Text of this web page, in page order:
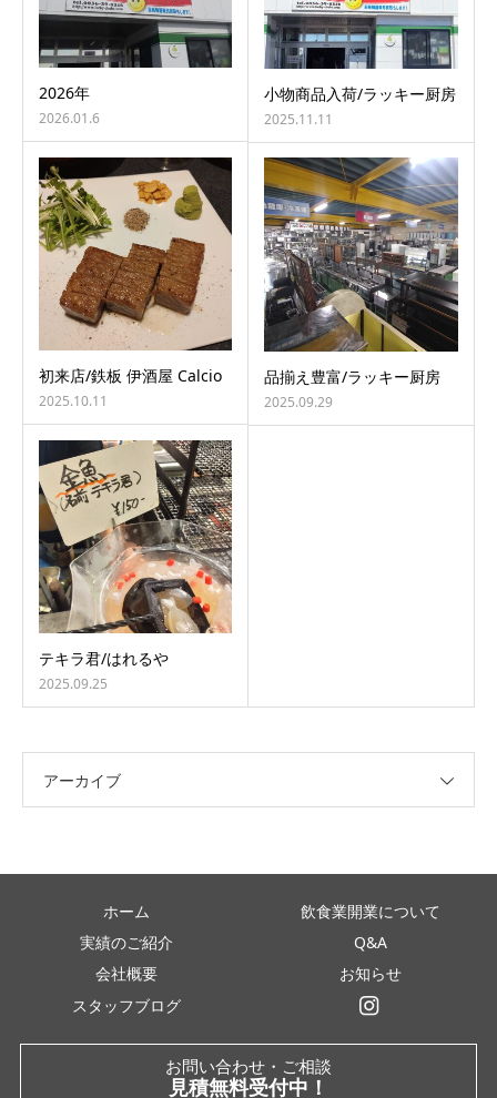
2026年
2026.01.6
小物商品入荷/ラッキー厨房
2025.11.11
初来店/鉄板 伊酒屋 Calcio
2025.10.11
品揃え豊富/ラッキー厨房
2025.09.29
テキラ君/はれるや
2025.09.25
アーカイブ
ホーム
飲食業開業について
実績のご紹介
Q&A
会社概要
お知らせ
スタッフブログ
お問い合わせ・ご相談
見積無料受付中！